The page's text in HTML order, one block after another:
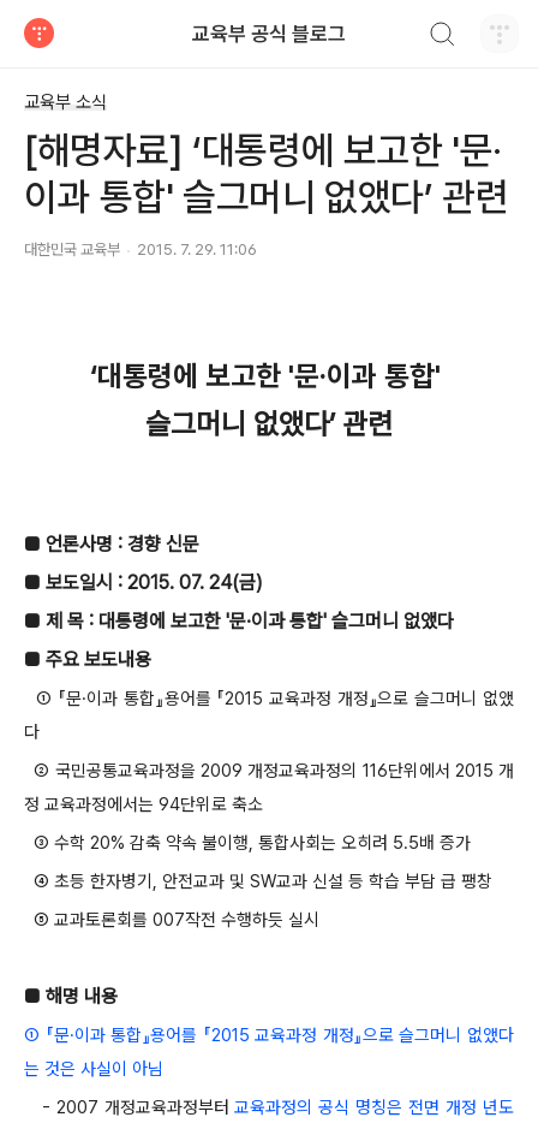
교육부 공식 블로그
교육부 소식
[해명자료] ‘대통령에 보고한 '문·
이과 통합' 슬그머니 없앴다’ 관련
대한민국 교육부 2015. 7. 29. 11:06
‘대통령에 보고한 '문·이과 통합'
슬그머니 없앴다’ 관련
■ 언론사명 : 경향 신문
■ 보도일시 : 2015. 07. 24(금)
■ 제 목 : 대통령에 보고한 '문·이과 통합' 슬그머니 없앴다
■ 주요 보도내용
① 『문·이과 통합』용어를 『2015 교육과정 개정』으로 슬그머니 없앴
다
② 국민공통교육과정을 2009 개정교육과정의 116단위에서 2015 개
정 교육과정에서는 94단위로 축소
③ 수학 20% 감축 약속 불이행, 통합사회는 오히려 5.5배 증가
④ 초등 한자병기, 안전교과 및 SW교과 신설 등 학습 부담 급 팽창
⑤ 교과토론회를 007작전 수행하듯 실시
■ 해명 내용
① 『문·이과 통합』용어를 『2015 교육과정 개정』으로 슬그머니 없앴다
는 것은 사실이 아님
- 2007 개정교육과정부터교육과정의 공식 명칭은 전면 개정 년도